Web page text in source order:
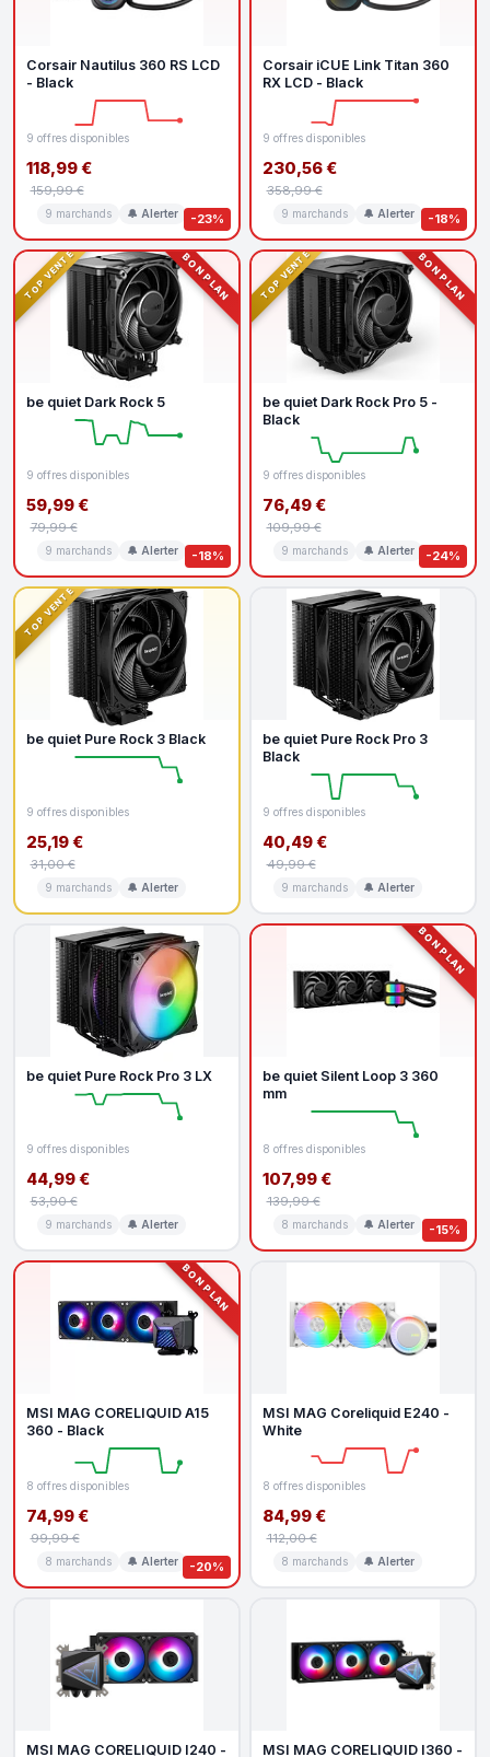
-23%
Corsair Nautilus 360 RS LCD
- Black
9 offres disponibles
118,99 €
159,99 €
9 marchands 🔔 Alerter -18%
Corsair iCUE Link Titan 360
RX LCD - Black
9 offres disponibles
230,56 €
358,99 €
9 marchands 🔔 Alerter
TOP VENTE BON PLAN
-18%
be quiet Dark Rock 5
9 offres disponibles
59,99 €
79,99 €
9 marchands 🔔 Alerter
TOP VENTE BON PLAN
-24%
be quiet Dark Rock Pro 5 -
Black
9 offres disponibles
76,49 €
109,99 €
9 marchands 🔔 Alerter
TOP VENTE
be quiet Pure Rock 3 Black
9 offres disponibles
25,19 €
31,00 €
9 marchands 🔔 Alerter
be quiet Pure Rock Pro 3
Black
9 offres disponibles
40,49 €
49,99 €
9 marchands 🔔 Alerter
be quiet Pure Rock Pro 3 LX
9 offres disponibles
44,99 €
53,90 €
9 marchands 🔔 Alerter
BON PLAN
-15%
be quiet Silent Loop 3 360
mm
8 offres disponibles
107,99 €
139,99 €
8 marchands 🔔 Alerter
BON PLAN
-20%
MSI MAG CORELIQUID A15
360 - Black
8 offres disponibles
74,99 €
99,99 €
8 marchands 🔔 Alerter
MSI MAG Coreliquid E240 -
White
8 offres disponibles
84,99 €
112,00 €
8 marchands 🔔 Alerter
MSI MAG CORELIQUID I240 - MSI MAG CORELIQUID I360 -